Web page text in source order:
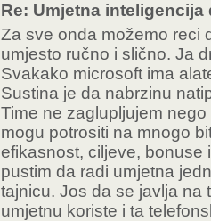
Re: Umjetna
Za sve onda možemo reci
umjesto ručno i slično. Ja
Svakako microsoft ima
Sustina je da nabrzinu
Time ne zaglupljujem
mogu potrositi na mnogo
efikasnost, ciljeve, bonuse
pustim da radi umjetna
tajnicu. Jos da se javlja na
umjetnu koriste i ta